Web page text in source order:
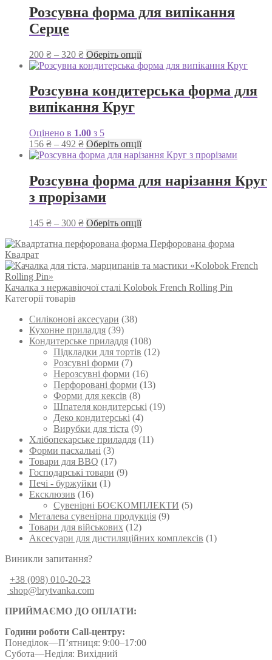
Розсувна форма для випікання
Серце
200 ₴ – 320 ₴Діапазон
цін:
200 ₴
до
320 ₴
Оберіть опціїЦей
товар
кілька
варіантів.
на
сторінці
Розсувна кондитерська форма для
випікання Круг
Оцінено в 1.00 з 5
156 ₴ – 492 ₴Діапазон
цін:
156 ₴
до
492 ₴
Оберіть опціїЦей
товар
варіантів.
вибрати
на
сторінці
Розсувна форма для нарізання Круг
з прорізами
145 ₴ – 300 ₴Діапазон
від
до
Оберіть опціїЦей
має
варіантів.
можна
Перфорована форма
Квадрат
Качалка з нержавіючої сталі Kolobok French Rolling Pin
Категорії товарів
Силіконові аксесуари (38)
Кухонне приладдя (39)
Кондитерське приладдя (108)
Підкладки для тортів (12)
Розсувні форми (7)
Нерозсувні форми (16)
Перфоровані форми (13)
Форми для кексів (8)
Шпателя кондитерські (19)
Деко кондитерські (4)
Вирубки для тіста (9)
Хлібопекарське приладдя (11)
Форми пасхальні (3)
Товари для BBQ (17)
Господарські товари (9)
Печі - буржуйки (1)
Ексклюзив (16)
Сувенірні БОЄКОМПЛЕКТИ (5)
Металева сувенірна продукція (9)
Товари для військових (12)
Аксесуари для дистиляційних комплексів (1)
Виникли запитання?
+38 (098) 010-20-23
shop@brytvanka.com
ПРИЙМАЄМО ДО ОПЛАТИ:
Години роботи Call-центру:
Понеділок—П’ятниця: 9:00–17:00
Субота—Неділя: Вихідний